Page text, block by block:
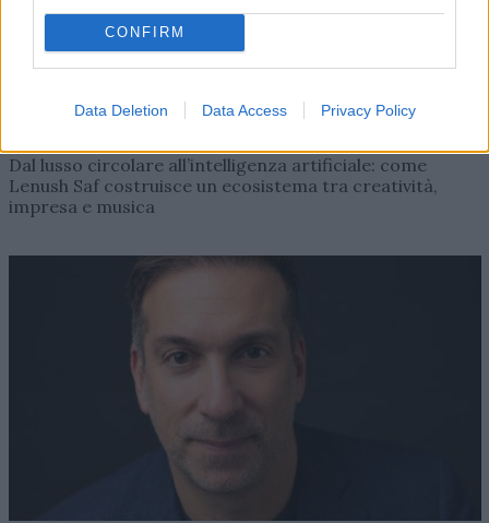
CONFIRM
Data Deletion Data Access Privacy Policy
AZIENDE E MERCATI
Dal lusso circolare all’intelligenza artificiale: come
Lenush Saf costruisce un ecosistema tra creatività,
impresa e musica